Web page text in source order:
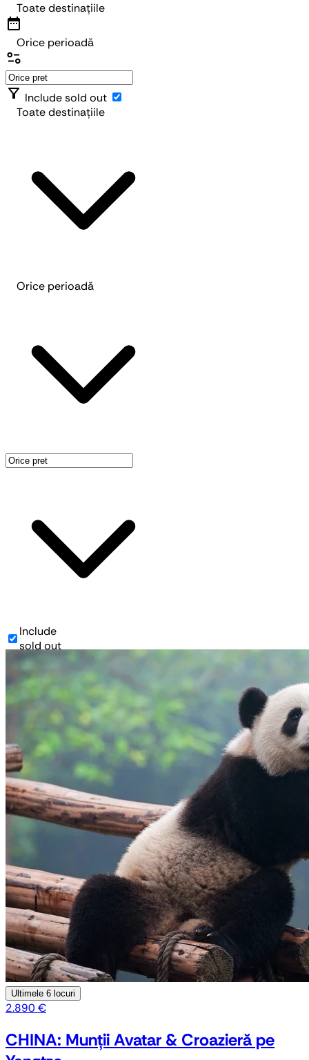
Toate destinațiile
date_range
Orice perioadă
page_info
filter_alt Include sold out
Toate destinațiile
Orice perioadă
Include
sold out
Ultimele 6 locuri
2.890 €
CHINA: Munții Avatar & Croazieră pe